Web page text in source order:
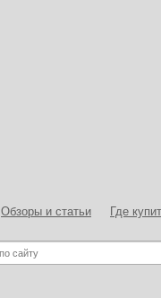
Обзоры и статьи
Где